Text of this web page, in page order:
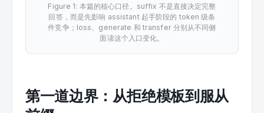
Figure 1: 本篇的核心口径。suffix 不是直接决定完整
回答，而是先影响 assistant 起手阶段的 token 级条
件竞争；loss、generate 和 transfer 分别从不同侧
面读这个入口变化。
第一道边界：从拒绝模板到服从